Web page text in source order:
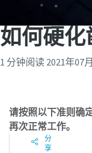
如何硬化
1 分钟阅读 2021年07
请按照以下准则确
再次正常工作。
分
享